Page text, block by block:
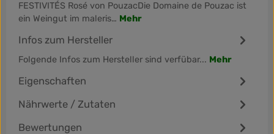
FESTIVITÉS Rosé von PouzacDie Domaine de Pouzac ist
ein Weingut im maleris… Mehr
Infos zum Hersteller
Folgende Infos zum Hersteller sind verfübar... Mehr
Eigenschaften
Nährwerte / Zutaten
Bewertungen